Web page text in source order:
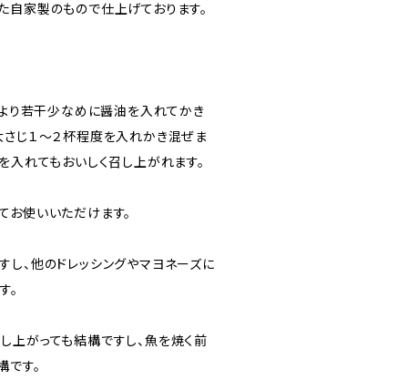
家製のもので仕上げております。
より若干少なめに醤油を入れてかき
さじ１～２杯程度を入れかき混ぜま
入れてもおいしく召し上がれます。
使いいただけます。
、他のドレッシングやマヨネーズに
。
上がっても結構ですし、魚を焼く前
す。